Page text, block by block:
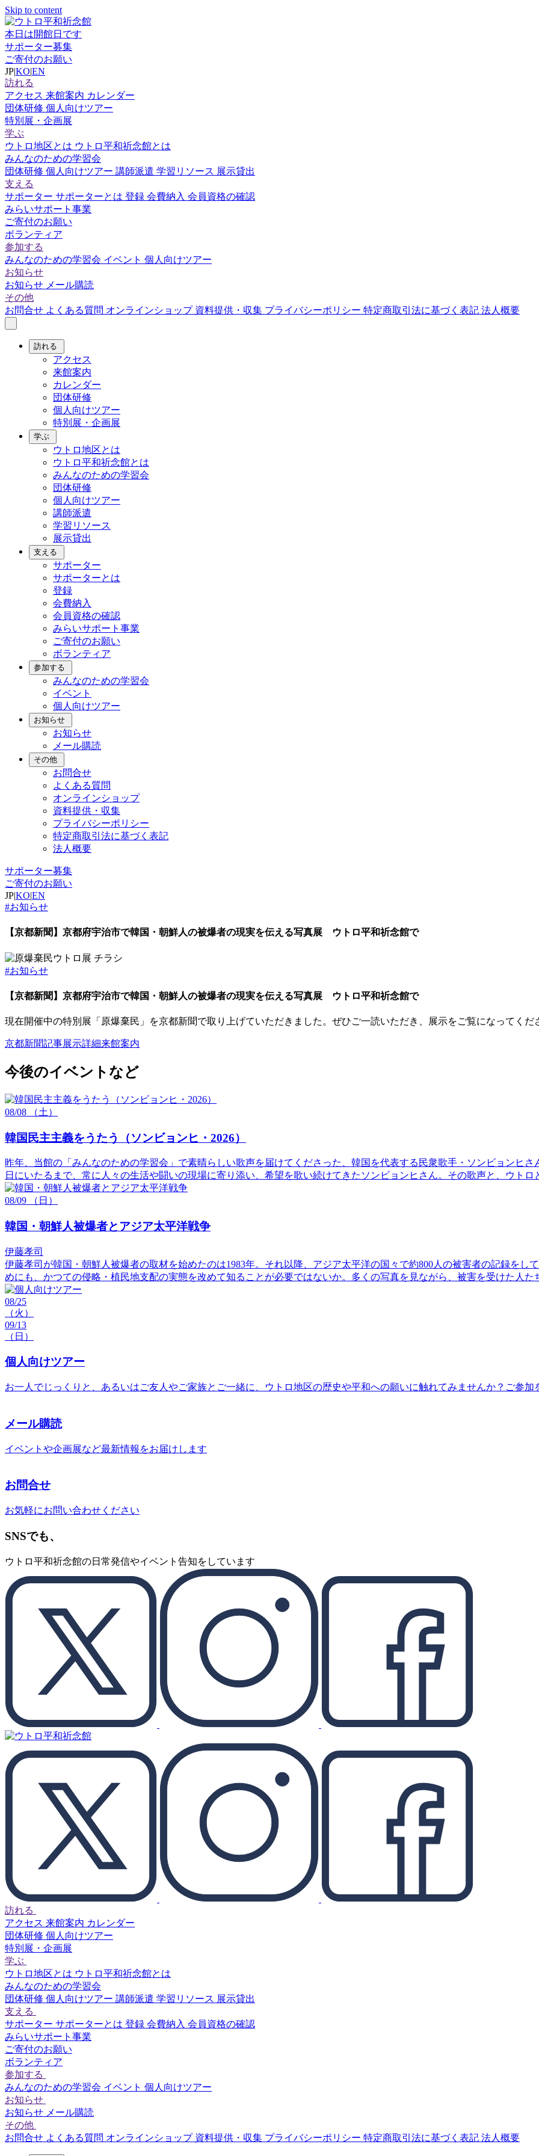
Skip to content
本日は開館日です
サポーター募集
ご寄付のお願い
JP|KO|EN
訪れる
アクセス 来館案内 カレンダー
団体研修 個人向けツアー
特別展・企画展
学ぶ
ウトロ地区とは ウトロ平和祈念館とは
みんなのための学習会
団体研修 個人向けツアー 講師派遣 学習リソース 展示貸出
支える
サポーター サポーターとは 登録 会費納入 会員資格の確認
みらいサポート事業
ご寄付のお願い
ボランティア
参加する
みんなのための学習会 イベント 個人向けツアー
お知らせ
お知らせ メール購読
その他
お問合せ よくある質問 オンラインショップ 資料提供・収集 プライバシーポリシー 特定商取引法に基づく表記 法人概要
訪れる
アクセス
来館案内
カレンダー
団体研修
個人向けツアー
特別展・企画展
学ぶ
ウトロ地区とは
ウトロ平和祈念館とは
みんなのための学習会
団体研修
個人向けツアー
講師派遣
学習リソース
展示貸出
支える
サポーター
サポーターとは
登録
会費納入
会員資格の確認
みらいサポート事業
ご寄付のお願い
ボランティア
参加する
みんなのための学習会
イベント
個人向けツアー
お知らせ
お知らせ
メール購読
その他
お問合せ
よくある質問
オンラインショップ
資料提供・収集
プライバシーポリシー
特定商取引法に基づく表記
法人概要
サポーター募集
ご寄付のお願い
JP|KO|EN
#お知らせ
【京都新聞】京都府宇治市で韓国・朝鮮人の被爆者の現実を伝える写真展 ウトロ平和祈念館で
#お知らせ
【京都新聞】京都府宇治市で韓国・朝鮮人の被爆者の現実を伝える写真展 ウトロ平和祈念館で
現在開催中の特別展「原爆棄民」を京都新聞で取り上げていただきました。ぜひご一読いただき、展示をご覧になってくだ
京都新聞記事展示詳細来館案内
今後のイベントなど
08/08 （土）
韓国民主主義をうたう（ソンビョンヒ・2026）
昨年、当館の「みんなのための学習会」で素晴らしい歌声を届けてくださった、韓国を代表する民衆歌手・ソンビョンヒ
日にいたるまで、常に人々の生活や闘いの現場に寄り添い、希望を歌い続けてきたソンビョンヒさん。その歌声と、ウト
08/09 （日）
韓国・朝鮮人被爆者とアジア太平洋戦争
伊藤孝司
伊藤孝司が韓国・朝鮮人被爆者の取材を始めたのは1983年。それ以降、アジア太平洋の国々で約800人の被害者の記録をし
めにも、かつての侵略・植民地支配の実態を改めて知ることが必要ではないか。多くの写真を見ながら、被害を受けた人
08/25
（火）
09/13
（日）
個人向けツアー
お一人でじっくりと、あるいはご友人やご家族とご一緒に、ウトロ地区の歴史や平和への願いに触れてみませんか？ご参
メール購読
イベントや企画展など最新情報をお届けします
お問合せ
お気軽にお問い合わせください
SNSでも、
ウトロ平和祈念館の日常発信やイベント告知をしています
訪れる
アクセス 来館案内 カレンダー
団体研修 個人向けツアー
特別展・企画展
学ぶ
ウトロ地区とは ウトロ平和祈念館とは
みんなのための学習会
団体研修 個人向けツアー 講師派遣 学習リソース 展示貸出
支える
サポーター サポーターとは 登録 会費納入 会員資格の確認
みらいサポート事業
ご寄付のお願い
ボランティア
参加する
みんなのための学習会 イベント 個人向けツアー
お知らせ
お知らせ メール購読
その他
お問合せ よくある質問 オンラインショップ 資料提供・収集 プライバシーポリシー 特定商取引法に基づく表記 法人概要